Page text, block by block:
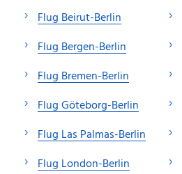
Flug Beirut-Berlin
Flug Bergen-Berlin
Flug Bremen-Berlin
Flug Göteborg-Berlin
Flug Las Palmas-Berlin
Flug London-Berlin